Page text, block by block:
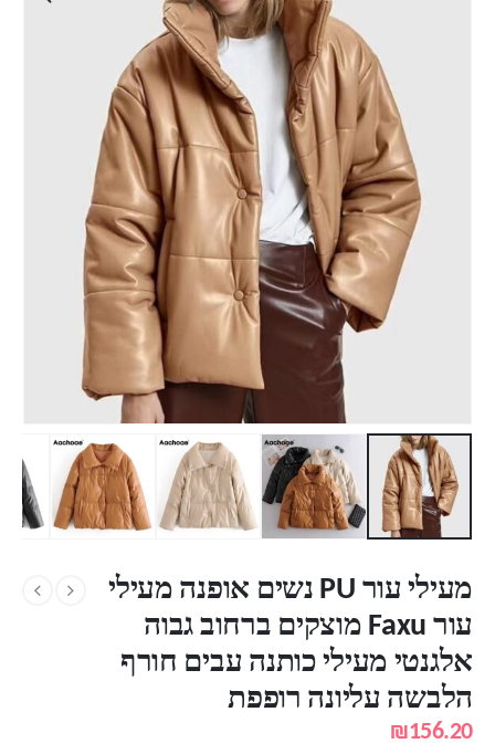
מעילי עור PU נשים אופנה מעילי
עור Faxu מוצקים ברחוב גבוה
אלגנטי מעילי כותנה עבים חורף
הלבשה עליונה רופפת
₪156.20